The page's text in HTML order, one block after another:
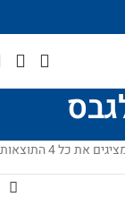
את כל ⁦4⁩ התוצאות